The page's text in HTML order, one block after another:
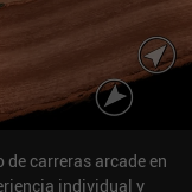
carreras arcade en
individual y